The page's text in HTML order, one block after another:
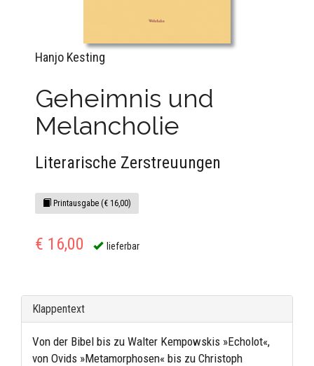
Hanjo Kesting
Geheimnis und
Melancholie
Literarische Zerstreuungen
Printausgabe (€ 16,00)
€ 16,00 lieferbar
Klappentext
Von der Bibel bis zu Walter Kempowskis »Echolot«,
von Ovids »Metamorphosen« bis zu Christoph